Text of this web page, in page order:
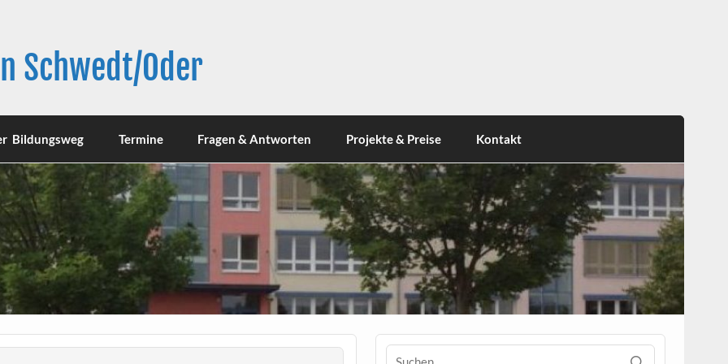
Schwedt/Oder
Bildungsweg Termine Fragen & Antworten Projekte & Preise Kontakt